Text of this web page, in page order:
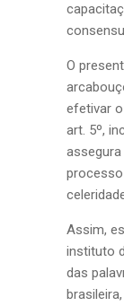
O
efetivar
art. 5º,
Assim,
instituto
das